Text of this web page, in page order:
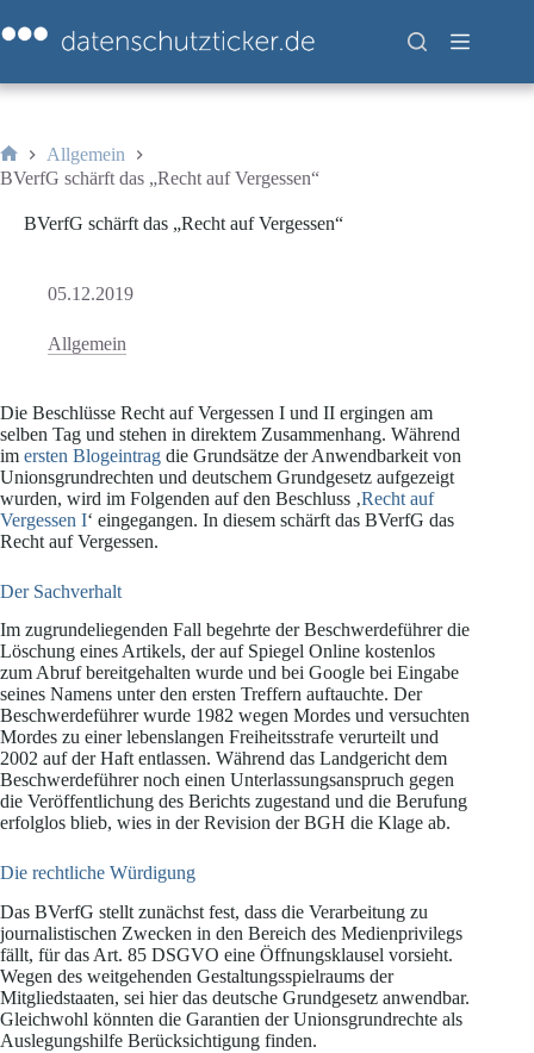
Inhalt
springen
Start
Allgemein
BVerfG schärft das „Recht auf Vergessen“
BVerfG schärft das „Recht auf Vergessen“
05.12.2019
Allgemein
Die Beschlüsse Recht auf Vergessen I und II ergingen am
selben Tag und stehen in direktem Zusammenhang. Während
im ersten Blogeintrag die Grundsätze der Anwendbarkeit von
Unionsgrundrechten und deutschem Grundgesetz aufgezeigt
wurden, wird im Folgenden auf den Beschluss ‚Recht auf
Vergessen I‘ eingegangen. In diesem schärft das BVerfG das
Recht auf Vergessen.
Der Sachverhalt
Im zugrundeliegenden Fall begehrte der Beschwerdeführer die
Löschung eines Artikels, der auf Spiegel Online kostenlos
zum Abruf bereitgehalten wurde und bei Google bei Eingabe
seines Namens unter den ersten Treffern auftauchte. Der
Beschwerdeführer wurde 1982 wegen Mordes und versuchten
Mordes zu einer lebenslangen Freiheitsstrafe verurteilt und
2002 auf der Haft entlassen. Während das Landgericht dem
Beschwerdeführer noch einen Unterlassungsanspruch gegen
die Veröffentlichung des Berichts zugestand und die Berufung
erfolglos blieb, wies in der Revision der BGH die Klage ab.
Die rechtliche Würdigung
Das BVerfG stellt zunächst fest, dass die Verarbeitung zu
journalistischen Zwecken in den Bereich des Medienprivilegs
fällt, für das Art. 85 DSGVO eine Öffnungsklausel vorsieht.
Wegen des weitgehenden Gestaltungsspielraums der
Mitgliedstaaten, sei hier das deutsche Grundgesetz anwendbar.
Gleichwohl könnten die Garantien der Unionsgrundrechte als
Auslegungshilfe Berücksichtigung finden.